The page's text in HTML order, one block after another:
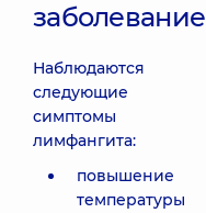
заболевание
Наблюдаются
следующие
симптомы
лимфангита:
повышение
температуры